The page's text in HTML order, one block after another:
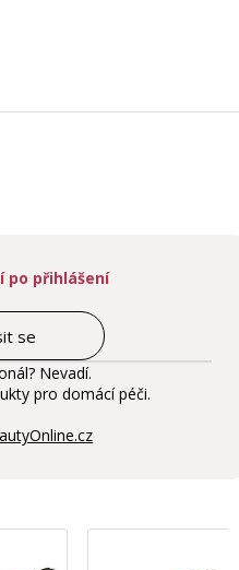
po přihlášení
se
Nevadí.
pro domácí péči.